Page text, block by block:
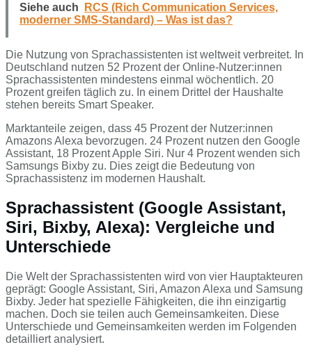
Siehe auch
RCS (Rich Communication Services,
moderner SMS-Standard) – Was ist das?
Die Nutzung von Sprachassistenten ist weltweit verbreitet. In
Deutschland nutzen 52 Prozent der Online-Nutzer:innen
Sprachassistenten mindestens einmal wöchentlich. 20
Prozent greifen täglich zu. In einem Drittel der Haushalte
stehen bereits Smart Speaker.
Marktanteile zeigen, dass 45 Prozent der Nutzer:innen
Amazons Alexa bevorzugen. 24 Prozent nutzen den Google
Assistant, 18 Prozent Apple Siri. Nur 4 Prozent wenden sich
Samsungs Bixby zu. Dies zeigt die Bedeutung von
Sprachassistenz im modernen Haushalt.
Sprachassistent (Google Assistant,
Siri, Bixby, Alexa): Vergleiche und
Unterschiede
Die Welt der Sprachassistenten wird von vier Hauptakteuren
geprägt: Google Assistant, Siri, Amazon Alexa und Samsung
Bixby. Jeder hat spezielle Fähigkeiten, die ihn einzigartig
machen. Doch sie teilen auch Gemeinsamkeiten. Diese
Unterschiede und Gemeinsamkeiten werden im Folgenden
detailliert analysiert.